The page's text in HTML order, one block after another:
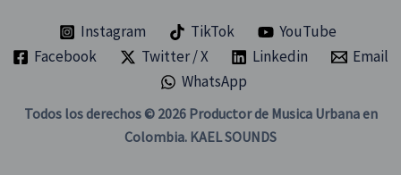
Instagram TikTok
YouTube
Facebook
Twitter / X Linkedin
Email
WhatsApp
Todos los derechos © 2026 Productor de Musica Urbana en
Colombia. KAEL SOUNDS